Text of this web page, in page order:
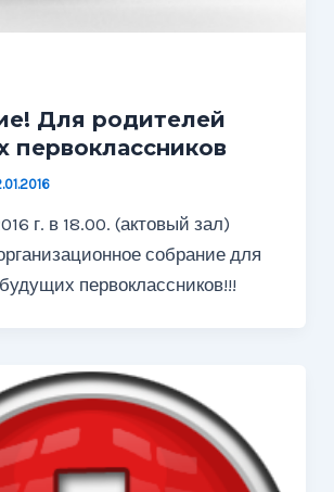
Для родителей
первоклассников
г. в 18.00. (актовый зал)
собрание для
первоклассников!!!